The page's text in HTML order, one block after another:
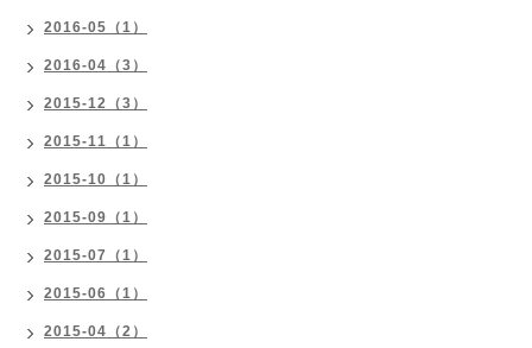
2016-05（1）
2016-04（3）
2015-12（3）
2015-11（1）
2015-10（1）
2015-09（1）
2015-07（1）
2015-06（1）
2015-04（2）